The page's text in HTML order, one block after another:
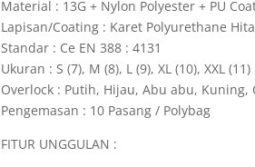
Material : 13G + Nylon Polyester + PU
Lapisan/Coating : Karet Polyurethane
Standar : Ce EN 388 : 4131
Ukuran : S (7), M (8), L (9), XL (10), XXL (11)
Overlock : Putih, Hijau, Abu abu, Kuning,
Pengemasan : 10 Pasang / Polybag
FITUR UNGGULAN :